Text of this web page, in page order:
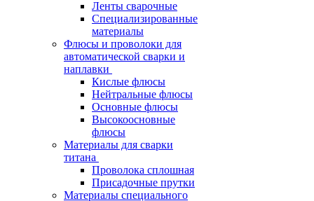
Ленты сварочные
Специализированные
материалы
Флюсы и проволоки для
автоматической сварки и
наплавки
Кислые флюсы
Нейтральные флюсы
Основные флюсы
Высокоосновные
флюсы
Материалы для сварки
титана
Проволока сплошная
Присадочные прутки
Материалы специального